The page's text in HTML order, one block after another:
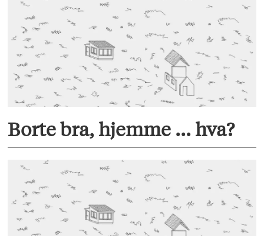
Borte bra, hjemme ... hva?